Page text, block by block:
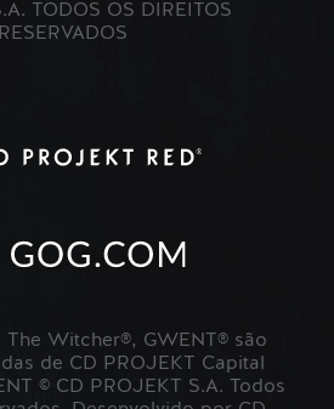
TODOS OS DIREITOS
RESERVADOS
The Witcher®, GWENT® são
de CD PROJEKT Capital
© CD PROJEKT S.A. Todos